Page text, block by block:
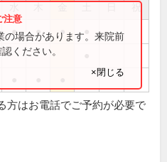
祝
● ● ●
の場合があります。来院前
ください。
×閉じる
方はお電話でご予約が必要で